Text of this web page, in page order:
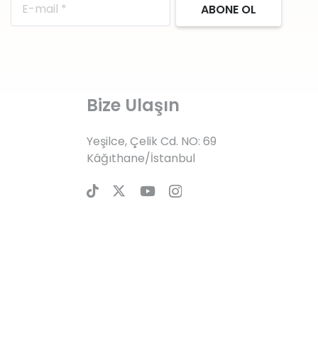
ABONE OL
Bize Ulaşın
Yeşilce, Çelik Cd. NO: 69
Kâğıthane/İstanbul